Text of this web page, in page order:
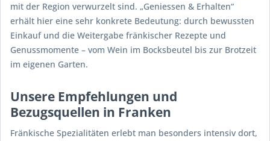
mit der Region verwurzelt sind. „Geniessen & Erhalten“
erhält hier eine sehr konkrete Bedeutung: durch bewussten
Einkauf und die Weitergabe fränkischer Rezepte und
Genussmomente – vom Wein im Bocksbeutel bis zur Brotzeit
im eigenen Garten.
Unsere Empfehlungen und
Bezugsquellen in Franken
Fränkische Spezialitäten erlebt man besonders intensiv dort,